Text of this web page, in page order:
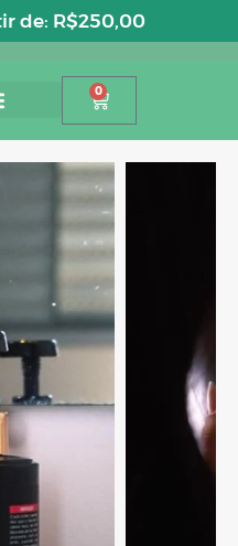
Entre ou cadastre-se
0
de: R$250,00